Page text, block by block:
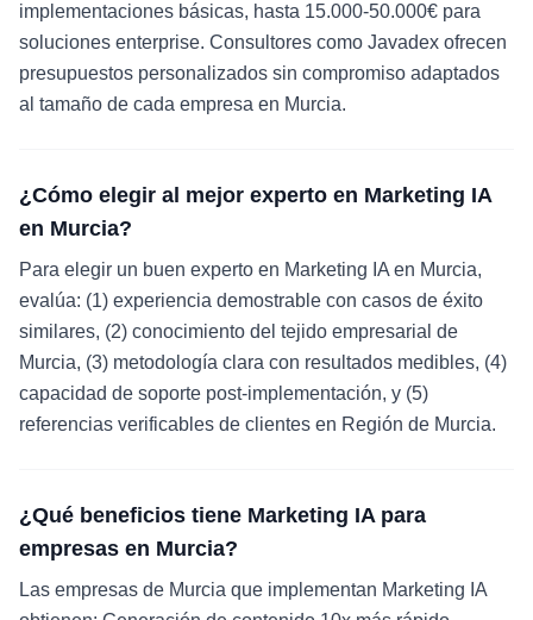
implementaciones básicas, hasta 15.000-50.000€ para
soluciones enterprise. Consultores como Javadex ofrecen
presupuestos personalizados sin compromiso adaptados
al tamaño de cada empresa en Murcia.
¿Cómo elegir al mejor experto en Marketing IA
en Murcia?
Para elegir un buen experto en Marketing IA en Murcia,
evalúa: (1) experiencia demostrable con casos de éxito
similares, (2) conocimiento del tejido empresarial de
Murcia, (3) metodología clara con resultados medibles, (4)
capacidad de soporte post-implementación, y (5)
referencias verificables de clientes en Región de Murcia.
¿Qué beneficios tiene Marketing IA para
empresas en Murcia?
Las empresas de Murcia que implementan Marketing IA